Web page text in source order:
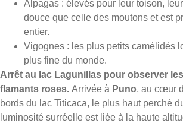
Alpagas : élevés pour leur toison,
douce que celle des moutons et est
entier.
Vigognes : les plus petits camélidés
plus fine du monde.
Arrêt au lac Lagunillas pour observer
flamants roses. Arrivée à Puno, au cœur
bords du lac Titicaca, le plus haut perché
luminosité surréelle est liée à la haute